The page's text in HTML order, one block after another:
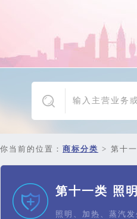
你当前的位置： 商标分类 > 第十
第十一类 照
照明、加热、蒸汽